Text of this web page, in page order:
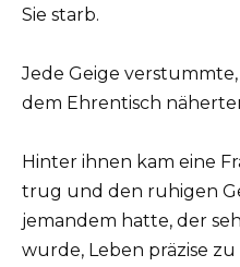
Sie starb.
Jede Geige
dem Ehrentisch
Hinter ihnen kam eine
trug und den ruhigen
jemandem hatte, der
wurde, Leben präzise